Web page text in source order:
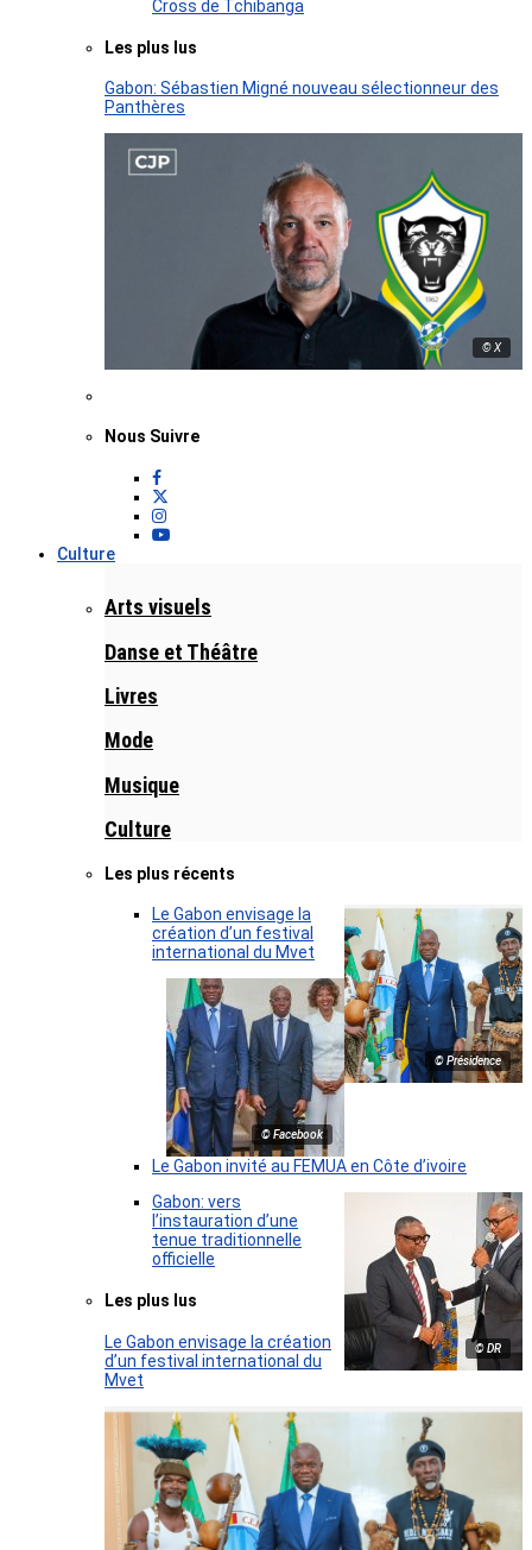
Cross de Tchibanga
Les plus lus
Gabon: Sébastien Migné nouveau sélectionneur des
Panthères
© X
Nous Suivre
Culture
Arts visuels
Danse et Théâtre
Livres
Mode
Musique
Culture
Les plus récents
© Présidence
Le Gabon envisage la
création d’un festival
international du Mvet
© Facebook
Le Gabon invité au FEMUA en Côte d’ivoire
© DR
Gabon: vers
l’instauration d’une
tenue traditionnelle
officielle
Les plus lus
Le Gabon envisage la création
d’un festival international du
Mvet